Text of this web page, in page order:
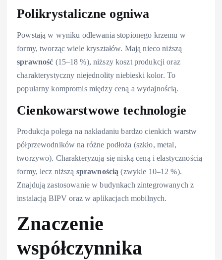
Polikrystaliczne ogniwa
Powstają w wyniku odlewania stopionego krzemu w
formy, tworząc wiele kryształów. Mają nieco niższą
sprawność (15–18 %), niższy koszt produkcji oraz
charakterystyczny niejednolity niebieski kolor. To
popularny kompromis między ceną a wydajnością.
Cienkowarstwowe technologie
Produkcja polega na nakładaniu bardzo cienkich warstw
półprzewodników na różne podłoża (szkło, metal,
tworzywo). Charakteryzują się niską ceną i elastycznością
formy, lecz niższą sprawnością (zwykle 10–12 %).
Znajdują zastosowanie w budynkach zintegrowanych z
instalacją BIPV oraz w aplikacjach mobilnych.
Znaczenie
współczynnika